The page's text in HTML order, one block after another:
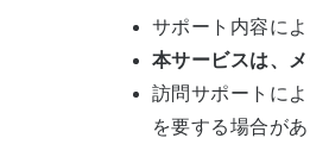
サポート内容に
本サービスは、
訪問サポートに
を要する場合があ